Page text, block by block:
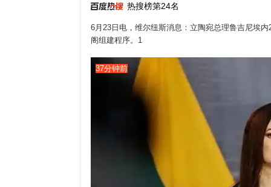
热搜榜第24名
6月23日电，维尔纽斯消息：立陶宛总理鲁吉尼埃
阁组建程序。‌‌ 1
37分钟前